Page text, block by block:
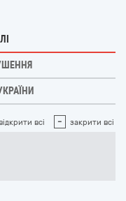
всі - закрити всі